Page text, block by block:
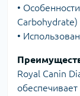
•
Carbohydrate)
•
Royal Canin